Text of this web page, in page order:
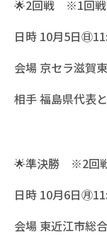
🌟2回戦 ※1回戦
日時 10月5日㊐
会場 京セラ滋賀
相手 福島県代表
🌟準決勝 ※2回
日時 10月6日㊊
会場 東近江市総